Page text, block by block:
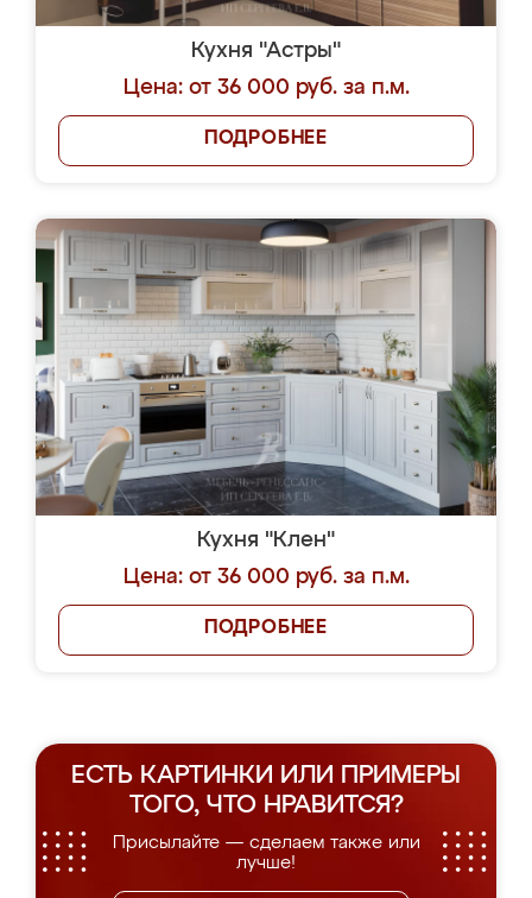
Кухня "Астры"
Цена: от 36 000 руб. за п.м.
ПОДРОБНЕЕ
Кухня "Клен"
Цена: от 36 000 руб. за п.м.
ПОДРОБНЕЕ
ЕСТЬ КАРТИНКИ ИЛИ ПРИМЕРЫ
ТОГО, ЧТО НРАВИТСЯ?
Присылайте — сделаем также или
лучше!